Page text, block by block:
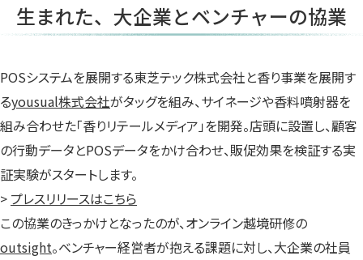
タ
ブ
開
き
ま
す）
タ
ブ
開
き
ま
す）
タ
ブ
開
き
ま
す）
生まれた、大企業とベンチャーの協業
POSシステムを展開する東芝テック株式会社と香り事業を展開す
るyousual株式会社がタッグを組み、サイネージや香料噴射器を
組み合わせた「香りリテールメディア」を開発。店頭に設置し、顧客
の行動データとPOSデータをかけ合わせ、販促効果を検証する実
証実験がスタートします。
> プレスリリースはこちら
この協業のきっかけとなったのが、オンライン越境研修の
outsight。ベンチャー経営者が抱える課題に対し、大企業の社員